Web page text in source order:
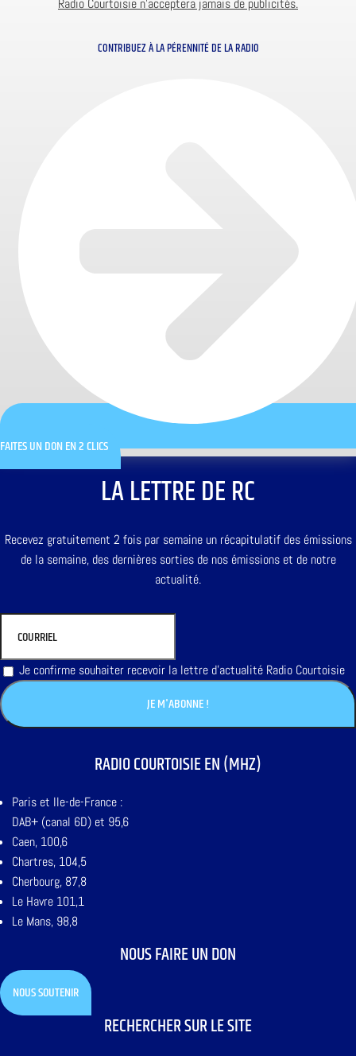
CONTRIBUEZ À LA PÉRENNITÉ DE LA RADIO
FAITES UN DON EN 2 CLICS
LA LETTRE DE RC
Recevez gratuitement 2 fois par semaine un récapitulatif des émissions
de la semaine, des dernières sorties de nos émissions et de notre
actualité.
Je confirme souhaiter recevoir la lettre d'actualité Radio Courtoisie
RADIO COURTOISIE EN (MHZ)
Paris et Ile-de-France :
DAB+ (canal 6D) et 95,6
Caen, 100,6
Chartres, 104,5
Cherbourg, 87,8
Le Havre 101,1
Le Mans, 98,8
NOUS FAIRE UN DON
NOUS SOUTENIR
RECHERCHER SUR LE SITE